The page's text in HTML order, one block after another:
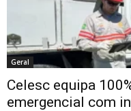
Geral
Celesc equipa
emergencial com